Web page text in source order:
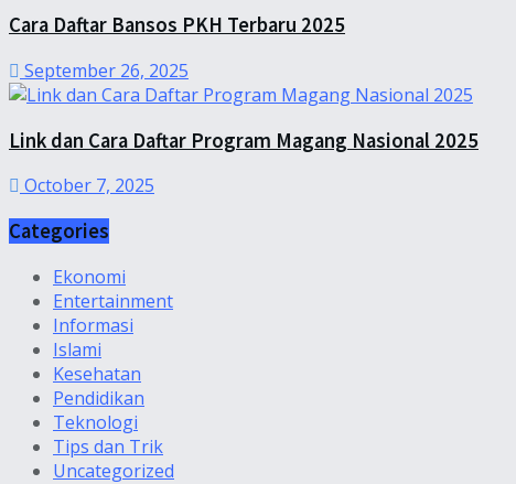
Cara Daftar Bansos PKH Terbaru 2025
September 26, 2025
Link dan Cara Daftar Program Magang Nasional 2025
October 7, 2025
Categories
Ekonomi
Entertainment
Informasi
Islami
Kesehatan
Pendidikan
Teknologi
Tips dan Trik
Uncategorized